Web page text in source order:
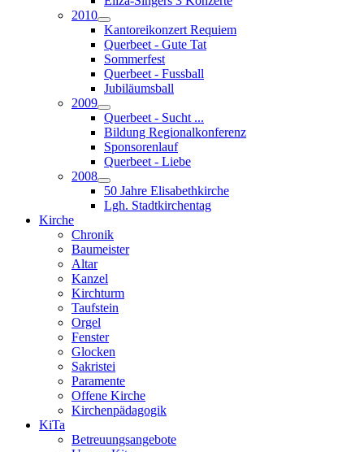
2010
Kantoreikonzert Requiem
Querbeet - Gute Tat
Sommerfest
Querbeet - Fussball
Jubiläumsball
2009
Querbeet - Sucht ...
Bildung Regionalkonferenz
Sponsorenlauf
Querbeet - Liebe
2008
50 Jahre Elisabethkirche
Lgh. Stadtkirchentag
Kirche
Chronik
Baumeister
Altar
Kanzel
Kirchturm
Taufstein
Orgel
Fenster
Glocken
Sakristei
Paramente
Offene Kirche
Kirchenpädagogik
KiTa
Betreuungsangebote